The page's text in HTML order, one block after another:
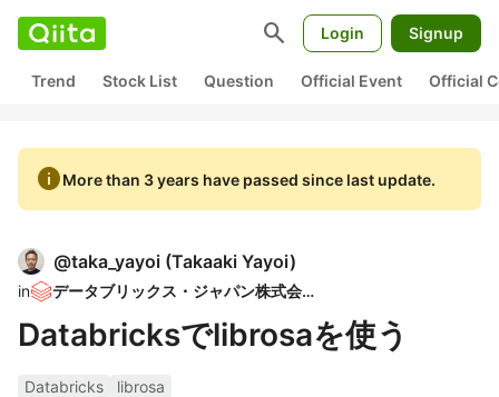
search Login Signup
Trend Stock List Question Official Event Official
infoMore than 3 years have passed since last update.
@taka_yayoi (Takaaki Yayoi)
in データブリックス・ジャパン株式会社
Databricksでlibrosaを使う
Databricks
librosa